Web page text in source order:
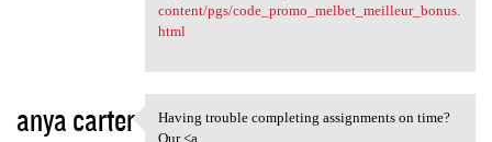
content/pgs/code_promo_melbet_meilleur_bonus.
html
anya carter Having trouble completing
Having trouble completing assignments on time?
Our <a